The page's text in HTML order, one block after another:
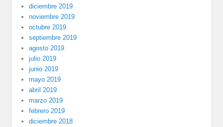
diciembre 2019
noviembre 2019
octubre 2019
septiembre 2019
agosto 2019
julio 2019
junio 2019
mayo 2019
abril 2019
marzo 2019
febrero 2019
diciembre 2018